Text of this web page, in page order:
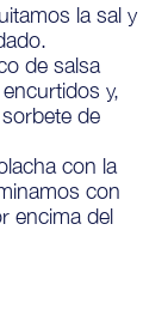
la sal y
de salsa
y,
de
con la
con
encima del